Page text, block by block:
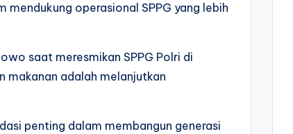
mendukung operasional SPPG yang lebih
saat meresmikan SPPG Polri di
makanan adalah melanjutkan
penting dalam membangun generasi